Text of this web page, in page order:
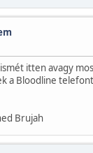
itten avagy
a Bloodline
Brujah